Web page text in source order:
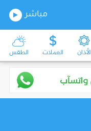
مباشر
الأذان العملات الطقس